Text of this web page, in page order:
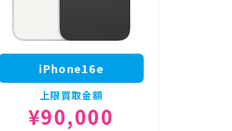
iPhone16e
上限買取金額
¥90,000